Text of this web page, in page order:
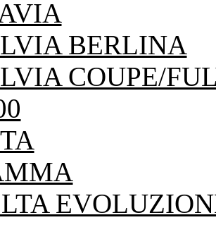
BERLINA
COUPE/